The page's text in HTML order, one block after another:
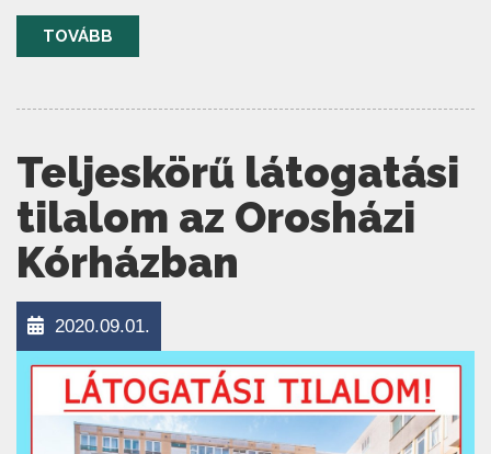
TOVÁBB
Teljeskörű látogatási
tilalom az Orosházi
Kórházban
2020.09.01.